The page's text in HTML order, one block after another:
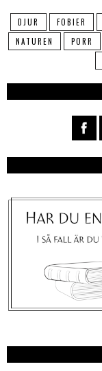
DJUR FOBIER
NATUREN
PORR